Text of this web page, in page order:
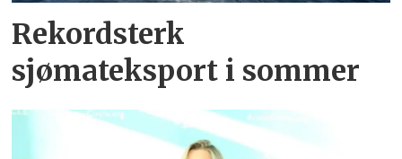
Rekordsterk
sjømateksport i sommer